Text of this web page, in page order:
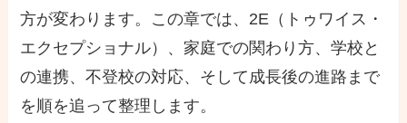
方が変わります。この章では、2E（トゥワイス・
エクセプショナル）、家庭での関わり方、学校と
の連携、不登校の対応、そして成長後の進路まで
を順を追って整理します。